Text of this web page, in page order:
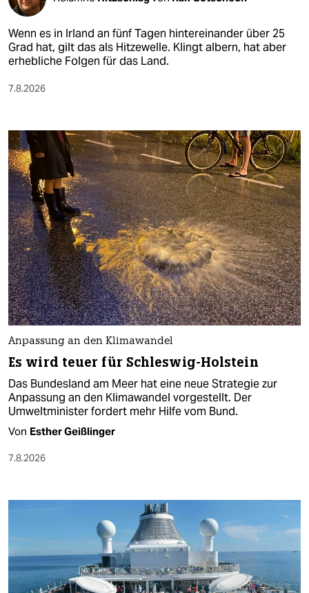
Wenn es in Irland an fünf Tagen hintereinander über 25
Grad hat, gilt das als Hitzewelle. Klingt albern, hat aber
erhebliche Folgen für das Land.
7.8.2026
Anpassung an den Klimawandel
Es wird teuer für Schleswig-Holstein
Das Bundesland am Meer hat eine neue Strategie zur
Anpassung an den Klimawandel vorgestellt. Der
Umweltminister fordert mehr Hilfe vom Bund.
Von Esther Geißlinger
7.8.2026